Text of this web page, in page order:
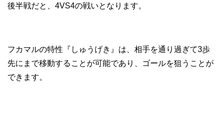
後半戦だと、4VS4の戦いとなります。
フカマルの特性『しゅうげき』は、相手を通り過ぎて3歩
先にまで移動することが可能であり、ゴールを狙うことが
できます。